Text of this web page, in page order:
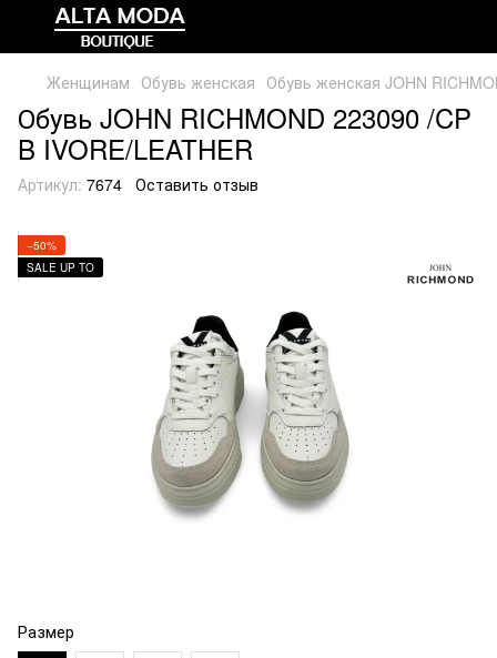
Женщинам Обувь женская Обувь женская JOHN
Обувь JOHN RICHMOND 223090 /CP
B IVORE/LEATHER
Артикул: 7674 Оставить отзыв
−50%
SALE UP TO
Размер